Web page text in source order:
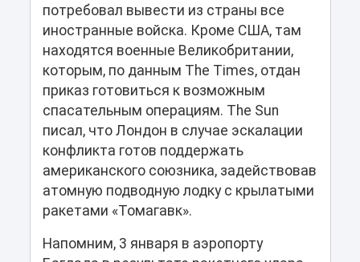
потребовал вывести из страны все
иностранные войска. Кроме США, там
находятся военные Великобритании,
которым, по данным The Times, отдан
приказ готовиться к возможным
спасательным операциям. The Sun
писал, что Лондон в случае эскалации
конфликта готов поддержать
американского союзника, задействовав
атомную подводную лодку с крылатыми
ракетами «Томагавк».
Напомним, 3 января в аэропорту